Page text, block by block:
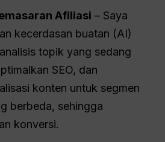
Afiliasi – Saya
kecerdasan buatan (AI)
topik yang sedang
SEO, dan
konten untuk segmen
berbeda, sehingga
konversi.